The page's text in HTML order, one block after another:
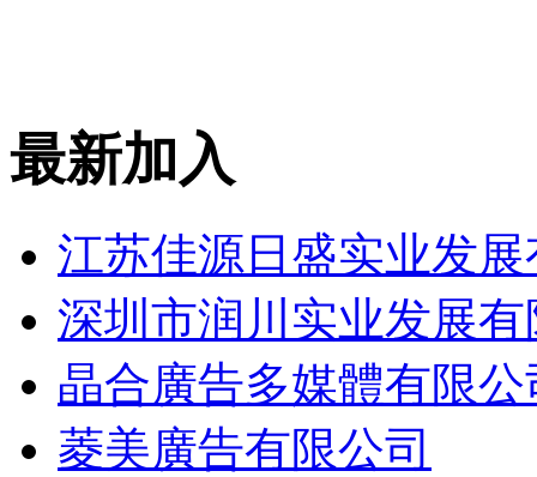
最新加入
江苏佳源日盛实业发
深圳市润川实业发展
晶合廣告多媒體有限公
菱美廣告有限公司